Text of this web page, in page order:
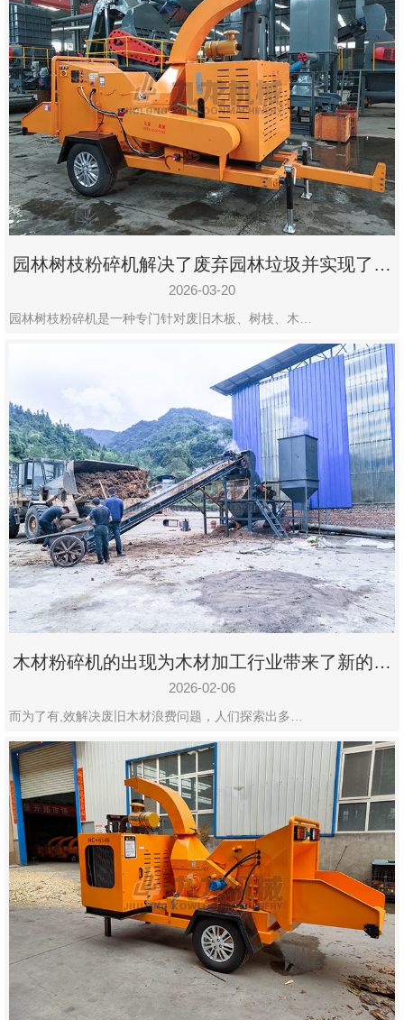
园林树枝粉碎机解决了废弃园林垃圾并实现了再
利用
2026-03-20
园林树枝粉碎机是一种专门针对废旧木板、树枝、木…
木材粉碎机的出现为木材加工行业带来了新的变
化
2026-02-06
而为了有,效解决废旧木材浪费问题，人们探索出多…